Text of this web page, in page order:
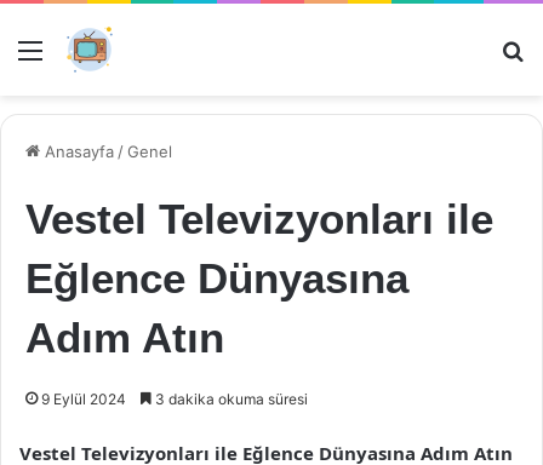
Menü
Anasayfa /Genel
Vestel Televizyonları ile
Eğlence Dünyasına
Adım Atın
9 Eylül 2024 3 dakika okuma süresi
Vestel Televizyonları ile Eğlence Dünyasına Adım Atın